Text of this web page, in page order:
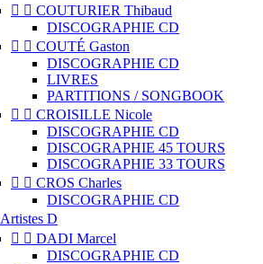
  COUTURIER Thibaud
DISCOGRAPHIE CD
  COUTÉ Gaston
DISCOGRAPHIE CD
LIVRES
PARTITIONS / SONGBOOK
  CROISILLE Nicole
DISCOGRAPHIE CD
DISCOGRAPHIE 45 TOURS
DISCOGRAPHIE 33 TOURS
  CROS Charles
DISCOGRAPHIE CD
Artistes D
  DADI Marcel
DISCOGRAPHIE CD